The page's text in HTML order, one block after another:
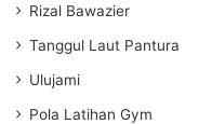
Rizal Bawazier
Tanggul Laut Pantura
Ulujami
Pola Latihan Gym